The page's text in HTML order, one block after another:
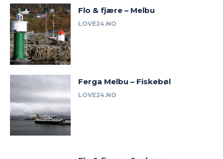
Flo & fjære – Melbu
LOVE24.NO
Ferga Melbu – Fiskebøl
LOVE24.NO